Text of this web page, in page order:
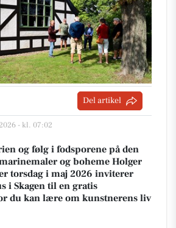
Del artikel
- kl. 07:02
og følg i fodsporene på den
og boheme Holger
torsdag i maj 2026 inviterer
i Skagen til en gratis
du kan lære om kunstnerens liv